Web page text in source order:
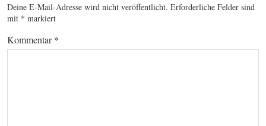
Deine E-Mail-Adresse wird nicht veröffentlicht. Erforderliche Felder sind
mit * markiert
Kommentar*